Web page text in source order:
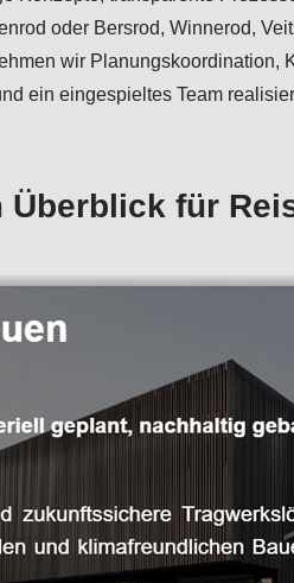
oder Bersrod, Winnerod,
wir
ein eingespieltes Team
Überblick für